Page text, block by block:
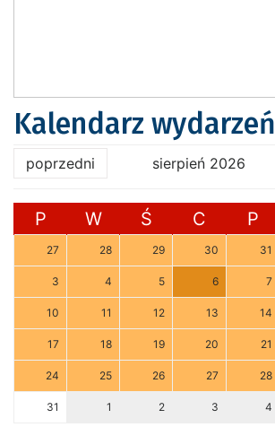
Kalendarz wydarzeń
poprzedni sierpień 2026
P W Ś C P
27 28 29 30 31
3 4 5 6 7
10 11 12 13 14
17 18 19 20 21
24 25 26 27 28
31 1 2 3 4